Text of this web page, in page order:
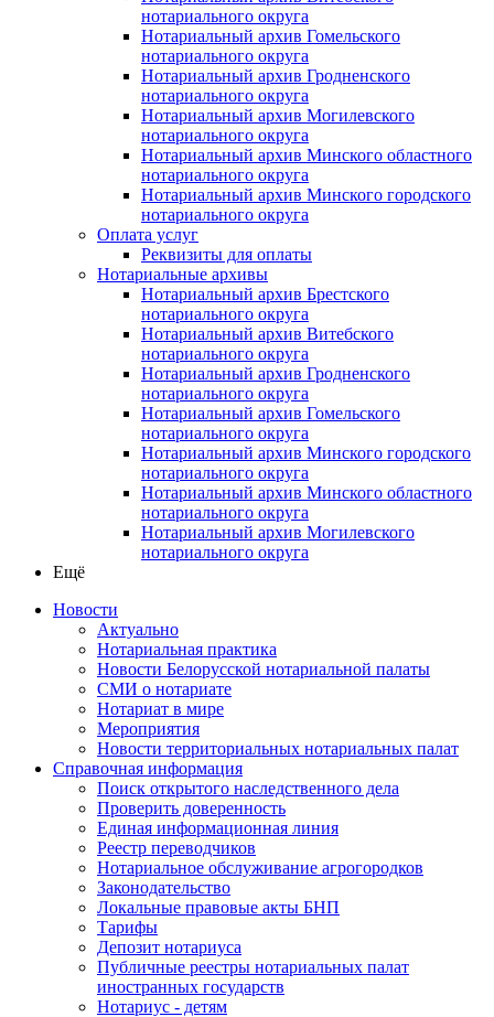
нотариального округа
Нотариальный архив Гомельского
нотариального округа
Нотариальный архив Гродненского
нотариального округа
Нотариальный архив Могилевского
нотариального округа
Нотариальный архив Минского областного
нотариального округа
Нотариальный архив Минского городского
нотариального округа
Оплата услуг
Реквизиты для оплаты
Нотариальные архивы
Нотариальный архив Брестского
нотариального округа
Нотариальный архив Витебского
нотариального округа
Нотариальный архив Гродненского
нотариального округа
Нотариальный архив Гомельского
нотариального округа
Нотариальный архив Минского городского
нотариального округа
Нотариальный архив Минского областного
нотариального округа
Нотариальный архив Могилевского
нотариального округа
Ещё
Новости
Актуально
Нотариальная практика
Новости Белорусской нотариальной палаты
СМИ о нотариате
Нотариат в мире
Мероприятия
Новости территориальных нотариальных палат
Справочная информация
Поиск открытого наследственного дела
Проверить доверенность
Единая информационная линия
Реестр переводчиков
Нотариальное обслуживание агрогородков
Законодательство
Локальные правовые акты БНП
Тарифы
Депозит нотариуса
Публичные реестры нотариальных палат
иностранных государств
Нотариус - детям